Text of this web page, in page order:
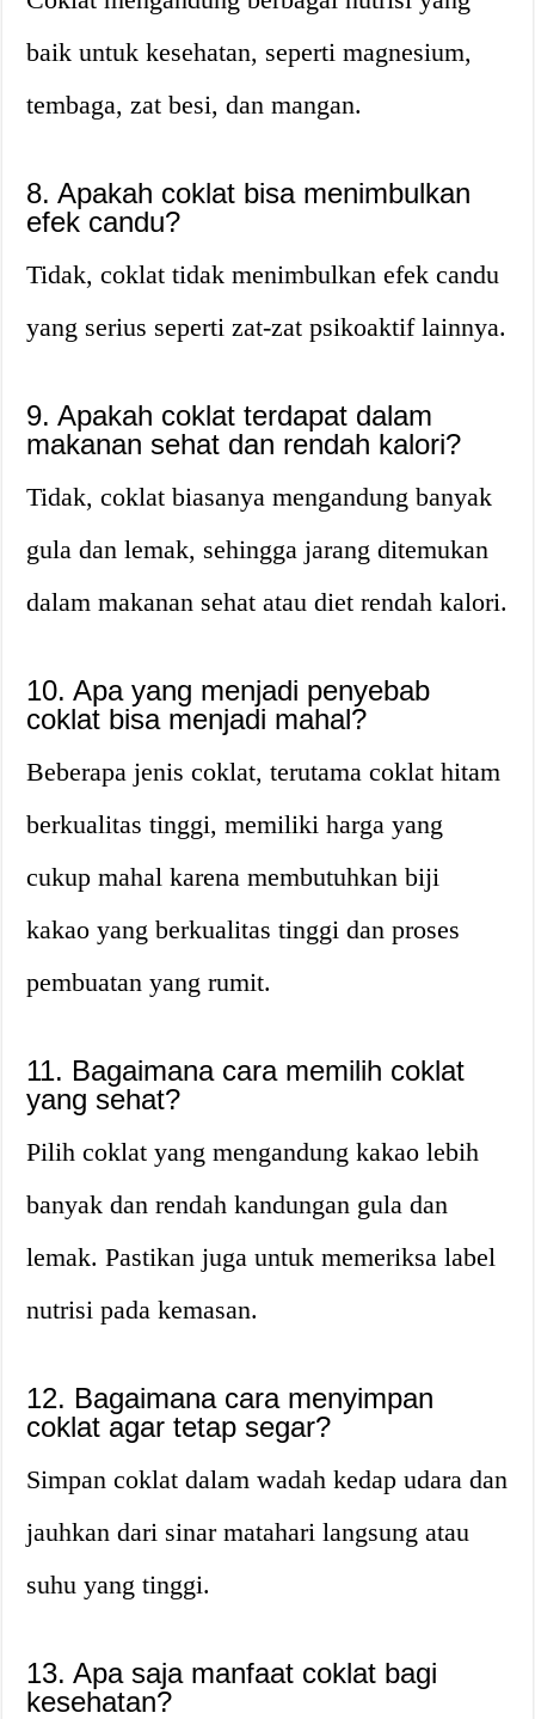
baik untuk kesehatan, seperti magnesium,
tembaga, zat besi, dan mangan.
8. Apakah coklat bisa menimbulkan
efek candu?
Tidak, coklat tidak menimbulkan efek candu
yang serius seperti zat-zat psikoaktif lainnya.
9. Apakah coklat terdapat dalam
makanan sehat dan rendah kalori?
Tidak, coklat biasanya mengandung banyak
gula dan lemak, sehingga jarang ditemukan
dalam makanan sehat atau diet rendah kalori.
10. Apa yang menjadi penyebab
coklat bisa menjadi mahal?
Beberapa jenis coklat, terutama coklat hitam
berkualitas tinggi, memiliki harga yang
cukup mahal karena membutuhkan biji
kakao yang berkualitas tinggi dan proses
pembuatan yang rumit.
11. Bagaimana cara memilih coklat
yang sehat?
Pilih coklat yang mengandung kakao lebih
banyak dan rendah kandungan gula dan
lemak. Pastikan juga untuk memeriksa label
nutrisi pada kemasan.
12. Bagaimana cara menyimpan
coklat agar tetap segar?
Simpan coklat dalam wadah kedap udara dan
jauhkan dari sinar matahari langsung atau
suhu yang tinggi.
13. Apa saja manfaat coklat bagi
kesehatan?